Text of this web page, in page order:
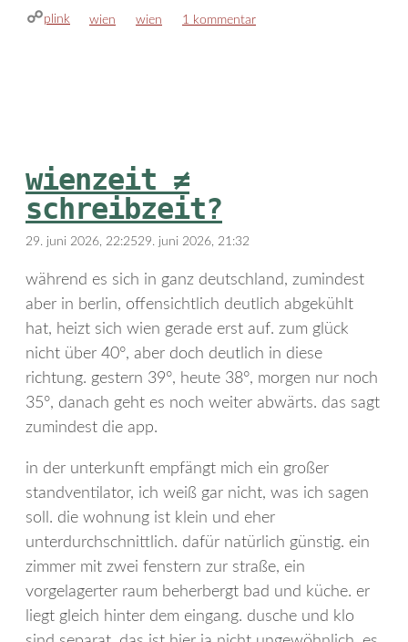
plink kategorien
wien schlagwörter
wien 1 kommentar
wienzeit ≠
schreibzeit?
29. juni 2026, 22:2529. juni 2026, 21:32
während es sich in ganz deutschland, zumindest
aber in berlin, offensichtlich deutlich abgekühlt
hat, heizt sich wien gerade erst auf. zum glück
nicht über 40°, aber doch deutlich in diese
richtung. gestern 39°, heute 38°, morgen nur noch
35°, danach geht es noch weiter abwärts. das sagt
zumindest die app.
in der unterkunft empfängt mich ein großer
standventilator, ich weiß gar nicht, was ich sagen
soll. die wohnung ist klein und eher
unterdurchschnittlich. dafür natürlich günstig. ein
zimmer mit zwei fenstern zur straße, ein
vorgelagerter raum beherbergt bad und küche. er
liegt gleich hinter dem eingang. dusche und klo